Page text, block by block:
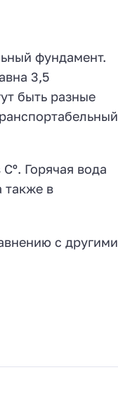
фундамент.
3,5
быть разные
Горячая вода
также в
с другими